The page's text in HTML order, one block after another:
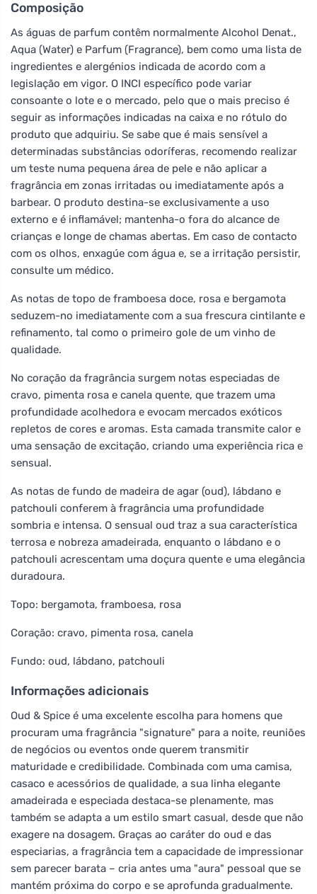
Composição
As águas de parfum contêm normalmente Alcohol Denat.,
Aqua (Water) e Parfum (Fragrance), bem como uma lista de
ingredientes e alergénios indicada de acordo com a
legislação em vigor. O INCI específico pode variar
consoante o lote e o mercado, pelo que o mais preciso é
seguir as informações indicadas na caixa e no rótulo do
produto que adquiriu. Se sabe que é mais sensível a
determinadas substâncias odoríferas, recomendo realizar
um teste numa pequena área de pele e não aplicar a
fragrância em zonas irritadas ou imediatamente após a
barbear. O produto destina-se exclusivamente a uso
externo e é inflamável; mantenha-o fora do alcance de
crianças e longe de chamas abertas. Em caso de contacto
com os olhos, enxagúe com água e, se a irritação persistir,
consulte um médico.
As notas de topo de framboesa doce, rosa e bergamota
seduzem-no imediatamente com a sua frescura cintilante e
refinamento, tal como o primeiro gole de um vinho de
qualidade.
No coração da fragrância surgem notas especiadas de
cravo, pimenta rosa e canela quente, que trazem uma
profundidade acolhedora e evocam mercados exóticos
repletos de cores e aromas. Esta camada transmite calor e
uma sensação de excitação, criando uma experiência rica e
sensual.
As notas de fundo de madeira de agar (oud), lábdano e
patchouli conferem à fragrância uma profundidade
sombria e intensa. O sensual oud traz a sua característica
terrosa e nobreza amadeirada, enquanto o lábdano e o
patchouli acrescentam uma doçura quente e uma elegância
duradoura.
Topo: bergamota, framboesa, rosa
Coração: cravo, pimenta rosa, canela
Fundo: oud, lábdano, patchouli
Informações adicionais
Oud & Spice é uma excelente escolha para homens que
procuram uma fragrância "signature" para a noite, reuniões
de negócios ou eventos onde querem transmitir
maturidade e credibilidade. Combinada com uma camisa,
casaco e acessórios de qualidade, a sua linha elegante
amadeirada e especiada destaca-se plenamente, mas
também se adapta a um estilo smart casual, desde que não
exagere na dosagem. Graças ao caráter do oud e das
especiarias, a fragrância tem a capacidade de impressionar
sem parecer barata – cria antes uma "aura" pessoal que se
mantém próxima do corpo e se aprofunda gradualmente.